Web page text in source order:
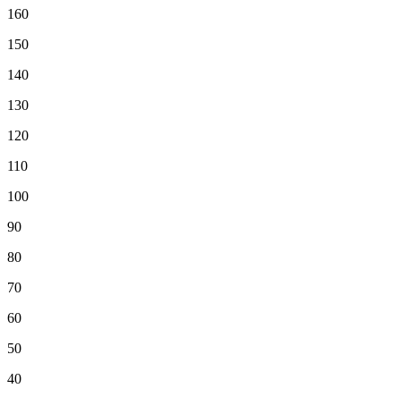
160
150
140
130
120
110
100
90
80
70
60
50
40